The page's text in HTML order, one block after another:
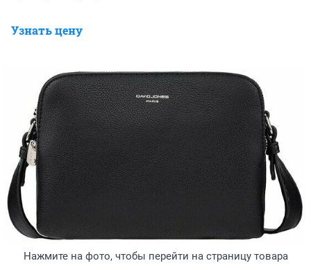
Узнать цену
Нажмите на фото, чтобы перейти на страницу товара